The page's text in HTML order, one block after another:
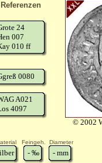
Referenzen
24
007
010 ff
0080
A021
4097
© 2002
Feingeh. Diameter
- ‰ - mm